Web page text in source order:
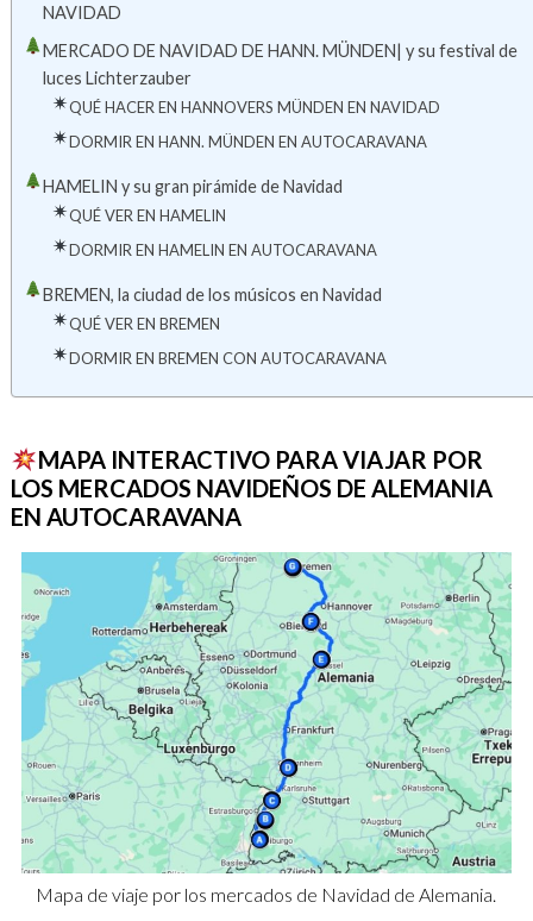
NAVIDAD
MERCADO DE NAVIDAD DE HANN. MÜNDEN| y su festival de
luces Lichterzauber
QUÉ HACER EN HANNOVERS MÜNDEN EN NAVIDAD
DORMIR EN HANN. MÜNDEN EN AUTOCARAVANA
HAMELIN y su gran pirámide de Navidad
QUÉ VER EN HAMELIN
DORMIR EN HAMELIN EN AUTOCARAVANA
BREMEN, la ciudad de los músicos en Navidad
QUÉ VER EN BREMEN
DORMIR EN BREMEN CON AUTOCARAVANA
MAPA INTERACTIVO PARA VIAJAR POR
LOS MERCADOS NAVIDEÑOS DE ALEMANIA
EN AUTOCARAVANA
Mapa de viaje por los mercados de Navidad de Alemania.